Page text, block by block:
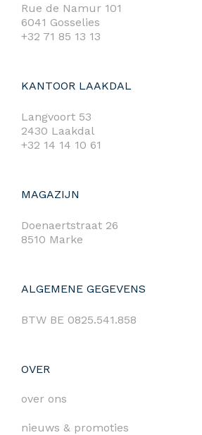
Rue de Namur 101
6041 Gosselies
+32 71 85 13 13
KANTOOR LAAKDAL
Langvoort 53
2430 Laakdal
+32 14 14 10 61
MAGAZIJN
Doenaertstraat 26
8510 Marke
ALGEMENE GEGEVENS
BTW BE 0825.541.858
OVER
over ons
nieuws & promoties